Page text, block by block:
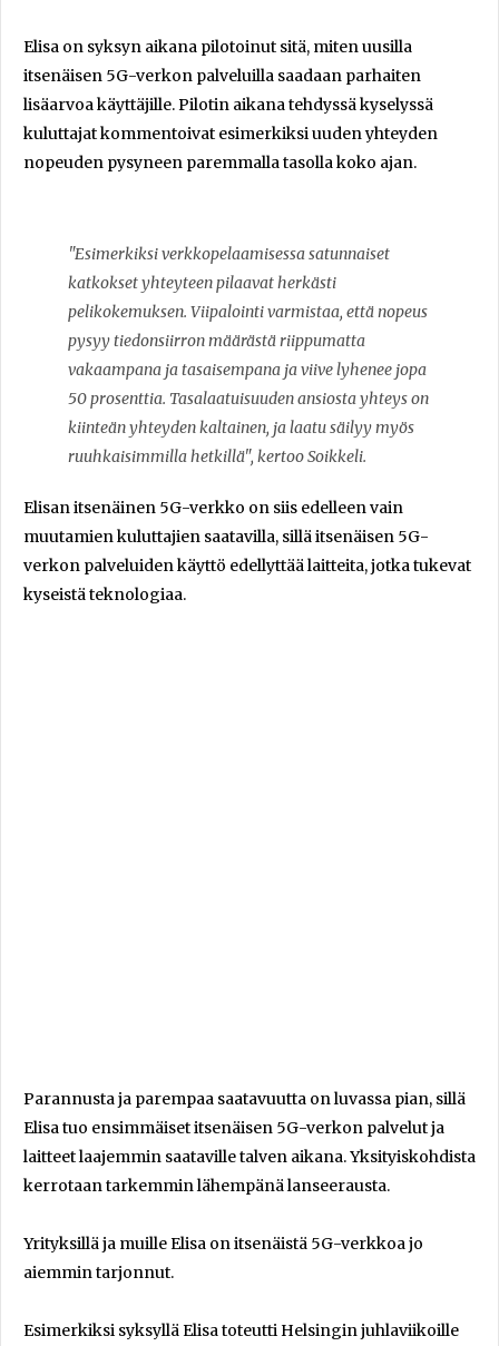
Elisa on syksyn aikana pilotoinut sitä, miten uusilla
itsenäisen 5G-verkon palveluilla saadaan parhaiten
lisäarvoa käyttäjille. Pilotin aikana tehdyssä kyselyssä
kuluttajat kommentoivat esimerkiksi uuden yhteyden
nopeuden pysyneen paremmalla tasolla koko ajan.
"Esimerkiksi verkkopelaamisessa satunnaiset
katkokset yhteyteen pilaavat herkästi
pelikokemuksen. Viipalointi varmistaa, että nopeus
pysyy tiedonsiirron määrästä riippumatta
vakaampana ja tasaisempana ja viive lyhenee jopa
50 prosenttia. Tasalaatuisuuden ansiosta yhteys on
kiinteän yhteyden kaltainen, ja laatu säilyy myös
ruuhkaisimmilla hetkillä", kertoo Soikkeli.
Elisan itsenäinen 5G-verkko on siis edelleen vain
muutamien kuluttajien saatavilla, sillä itsenäisen 5G-
verkon palveluiden käyttö edellyttää laitteita, jotka tukevat
kyseistä teknologiaa.
Parannusta ja parempaa saatavuutta on luvassa pian, sillä
Elisa tuo ensimmäiset itsenäisen 5G-verkon palvelut ja
laitteet laajemmin saataville talven aikana. Yksityiskohdista
kerrotaan tarkemmin lähempänä lanseerausta.
Yrityksillä ja muille Elisa on itsenäistä 5G-verkkoa jo
aiemmin tarjonnut.
Esimerkiksi syksyllä Elisa toteutti Helsingin juhlaviikoille